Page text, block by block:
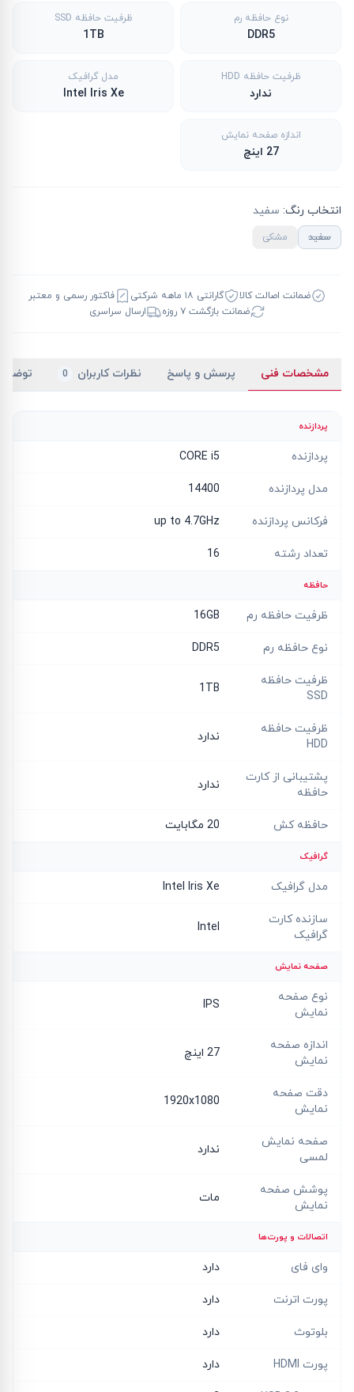
نوع حافظه رم
DDR5
ظرفیت حافظه SSD
1TB
ظرفیت حافظه HDD
ندارد
مدل گرافیک
Intel Iris Xe
اندازه صفحه نمایش
27 اینچ
انتخاب رنگ: سفید
سفید مشکی
ضمانت اصالت کالا گارانتی ۱۸ ماهه شرکتی
فاکتور رسمی و معتبر
ضمانت بازگشت ۷ روزه
ارسال سراسری
مشخصات فنی پرسش و پاسخ نظرات کاربران 0
پردازنده
پردازنده CORE i5
مدل پردازنده 14400
فرکانس پردازنده up to 4.7GHz
تعداد رشته 16
حافظه
ظرفیت حافظه رم 16GB
نوع حافظه رم DDR5
ظرفیت حافظه
SSD
1TB
ظرفیت حافظه
HDD
ندارد
پشتیبانی از کارت
حافظه
ندارد
حافظه کش 20 مگابایت
گرافیک
مدل گرافیک Intel Iris Xe
سازنده کارت
گرافیک
Intel
صفحه نمایش
نوع صفحه
نمایش
IPS
اندازه صفحه
نمایش
27 اینچ
دقت صفحه
نمایش
1920x1080
صفحه نمایش
لمسی
ندارد
پوشش صفحه
نمایش
مات
اتصالات و پورت‌ها
وای فای دارد
پورت اترنت دارد
بلوتوث دارد
پورت HDMI دارد